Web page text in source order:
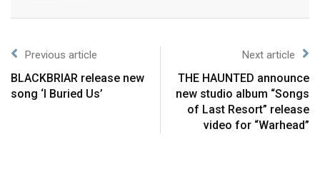
Previous article
BLACKBRIAR release new
song ‘I Buried Us’
Next article
THE HAUNTED announce
new studio album “Songs
of Last Resort” release
video for “Warhead”